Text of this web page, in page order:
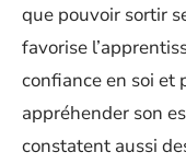
que pouvoir sortir
favorise
confiance en soi et
appréhender son
constatent aussi